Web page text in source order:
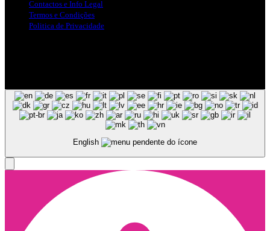
Contactos e Info Legal
Termos e Condições
Politica de Privacidade
English